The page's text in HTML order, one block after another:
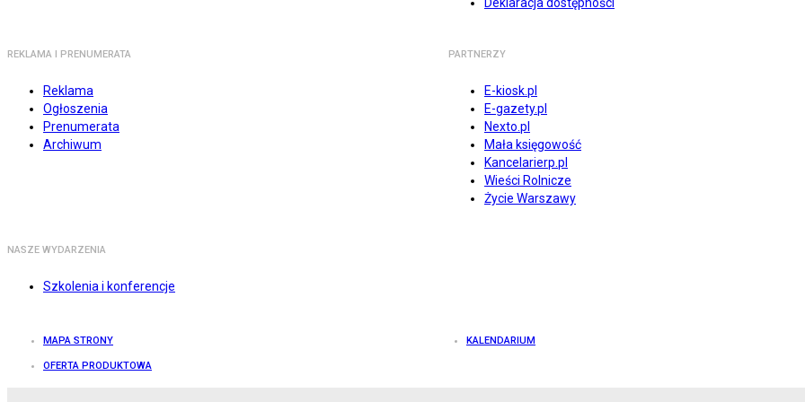
REKLAMA I PRENUMERATA
Reklama
Ogłoszenia
Prenumerata
Archiwum
PARTNERZY
E-kiosk.pl
E-gazety.pl
Nexto.pl
Mała księgowość
Kancelarierp.pl
Wieści Rolnicze
Życie Warszawy
NASZE WYDARZENIA
Szkolenia i konferencje
MAPA STRONY KALENDARIUM
OFERTA PRODUKTOWA